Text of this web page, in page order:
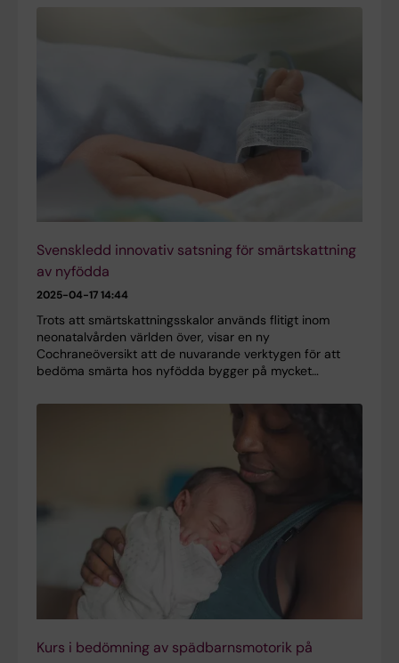
Svenskledd innovativ satsning för smärtskattning
av nyfödda
2025-04-17 14:44
Trots att smärtskattningsskalor används flitigt inom
neonatalvården världen över, visar en ny
Cochraneöversikt att de nuvarande verktygen för att
bedöma smärta hos nyfödda bygger på mycket…
Kurs i bedömning av spädbarnsmotorik på